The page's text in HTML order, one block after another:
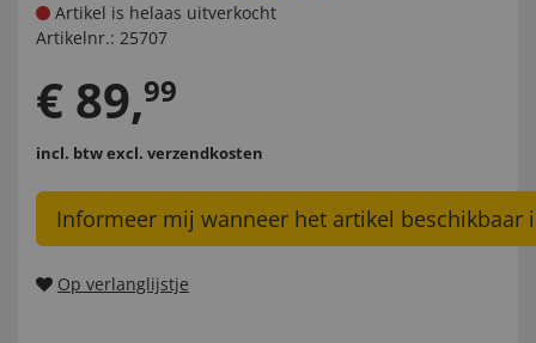
Artikel is helaas uitverkocht
Artikelnr.: 25707
€ 89,99
incl. btwexcl. verzendkosten
Informeer mij wanneer het artikel beschikbaar
Op verlanglijstje